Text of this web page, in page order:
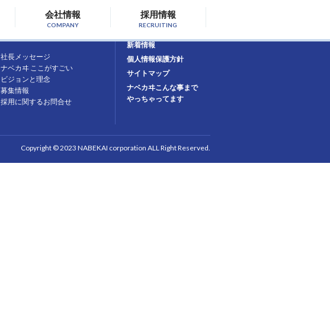
会社情報
COMPANY
採用情報
RECRUITING
社長メッセージ
ナベカヰ ここがすごい
ビジョンと理念
募集情報
採用に関するお問合せ
新着情報
個人情報保護方針
サイトマップ
ナベカヰこんな事まで
やっちゃってます
Copyright © 2023 NABEKAI corporation ALL Right Reserved.